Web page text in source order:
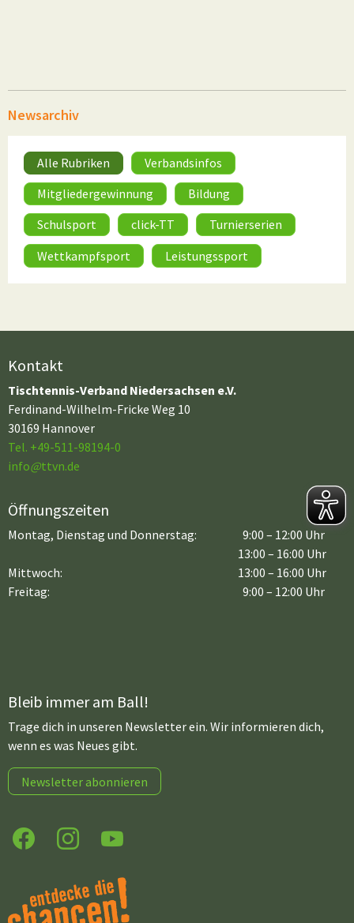
Newsarchiv
Alle Rubriken
Verbandsinfos
Mitgliedergewinnung
Bildung
Schulsport
click-TT
Turnierserien
Wettkampfsport
Leistungssport
Kontakt
Tischtennis-Verband Niedersachsen e.V.
Ferdinand-Wilhelm-Fricke Weg 10
30169 Hannover
Tel. +49-511-98194-0
info@ttvn.de
Öffnungszeiten
Montag, Dienstag und Donnerstag:
9:00 – 12:00 Uhr
13:00 – 16:00 Uhr
Mittwoch:
Freitag:
13:00 – 16:00 Uhr
9:00 – 12:00 Uhr
Bleib immer am Ball!
Trage dich in unseren Newsletter ein. Wir informieren dich,
wenn es was Neues gibt.
Newsletter abonnieren